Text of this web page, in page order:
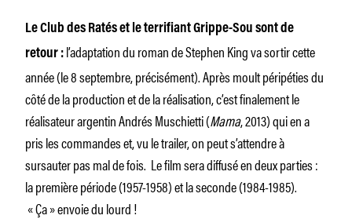
Le Club des Ratés et le terrifiant Grippe-Sou sont de
retour : l’adaptation du roman de Stephen King va sortir cette
année (le 8 septembre, précisément). Après moult péripéties du
côté de la production et de la réalisation, c’est finalement le
réalisateur argentin Andrés Muschietti (Mama, 2013) qui en a
pris les commandes et, vu le trailer, on peut s’attendre à
sursauter pas mal de fois. Le film sera diffusé en deux parties :
la première période (1957-1958) et la seconde (1984-1985).
« Ça » envoie du lourd !